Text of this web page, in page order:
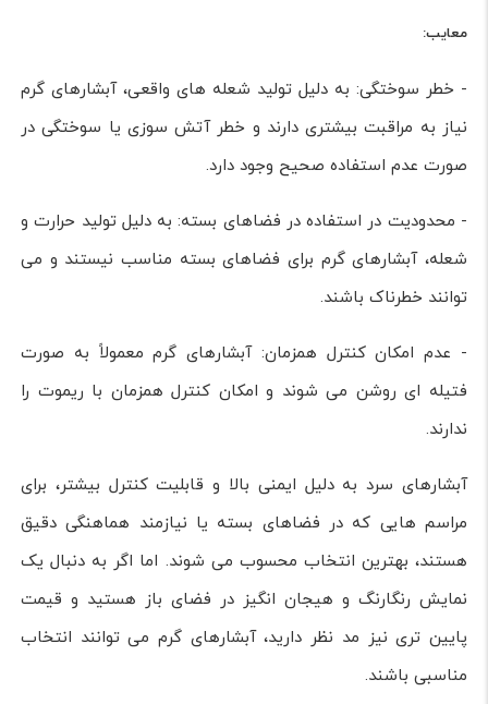
معایب:
- خطر سوختگی: به دلیل تولید شعله های واقعی، آبشارهای گرم
نیاز به مراقبت بیشتری دارند و خطر آتش سوزی یا سوختگی در
صورت عدم استفاده صحیح وجود دارد.
- محدودیت در استفاده در فضاهای بسته: به دلیل تولید حرارت و
شعله، آبشارهای گرم برای فضاهای بسته مناسب نیستند و می
توانند خطرناک باشند.
- عدم امکان کنترل همزمان: آبشارهای گرم معمولاً به صورت
فتیله ای روشن می شوند و امکان کنترل همزمان با ریموت را
ندارند.
آبشارهای سرد به دلیل ایمنی بالا و قابلیت کنترل بیشتر، برای
مراسم هایی که در فضاهای بسته یا نیازمند هماهنگی دقیق
هستند، بهترین انتخاب محسوب می شوند. اما اگر به دنبال یک
نمایش رنگارنگ و هیجان انگیز در فضای باز هستید و قیمت
پایین تری نیز مد نظر دارید، آبشارهای گرم می توانند انتخاب
مناسبی باشند.